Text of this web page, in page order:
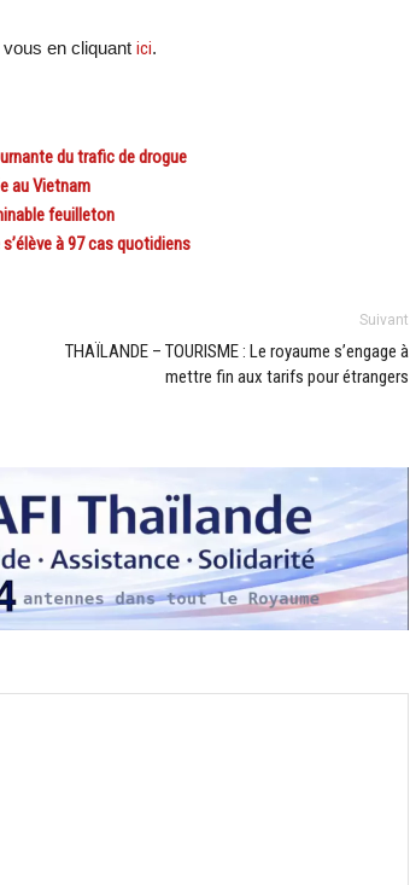
en cliquant ici.
du trafic de drogue
au Vietnam
feuilleton
à 97 cas quotidiens
Suivant
THAÏLANDE – TOURISME : Le royaume s’engage à
mettre fin aux tarifs pour étrangers